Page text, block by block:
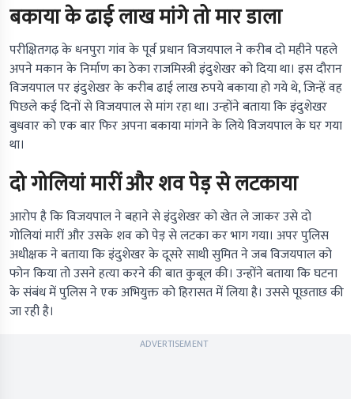
बकाया के ढाई लाख मांगे तो मार डाला
परीक्षितगढ़ के धनपुरा गांव के पूर्व प्रधान विजयपाल ने करीब दो महीने पहले
अपने मकान के निर्माण का ठेका राजमिस्त्री इंदुशेखर को दिया था। इस दौरान
विजयपाल पर इंदुशेखर के करीब ढाई लाख रुपये बकाया हो गये थे, जिन्हें वह
पिछले कई दिनों से विजयपाल से मांग रहा था। उन्होंने बताया कि इंदुशेखर
बुधवार को एक बार फिर अपना बकाया मांगने के लिये विजयपाल के घर गया
था।
दो गोलियां मारीं और शव पेड़ से लटकाया
आरोप है कि विजयपाल ने बहाने से इंदुशेखर को खेत ले जाकर उसे दो
गोलियां मारीं और उसके शव को पेड़ से लटका कर भाग गया। अपर पुलिस
अधीक्षक ने बताया कि इंदुशेखर के दूसरे साथी सुमित ने जब विजयपाल को
फोन किया तो उसने हत्या करने की बात कुबूल की। उन्होंने बताया कि घटना
के संबंध में पुलिस ने एक अभियुक्त को हिरासत में लिया है। उससे पूछताछ की
जा रही है।
ADVERTISEMENT